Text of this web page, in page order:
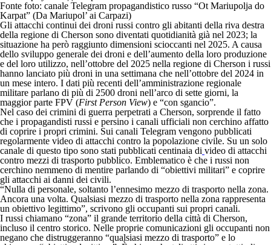
Fonte foto: canale Telegram propagandistico russo “Ot Mariupolja do
Karpat” (Da Mariupol’ ai Carpazi)
Gli attacchi continui dei droni russi contro gli abitanti della riva destra
della regione di Cherson sono diventati quotidianità già nel 2023; la
situazione ha però raggiunto dimensioni scioccanti nel 2025. A causa
dello sviluppo generale dei droni e dell’aumento della loro produzione
e del loro utilizzo, nell’ottobre del 2025 nella regione di Cherson i russi
hanno lanciato più droni in una settimana che nell’ottobre del 2024 in
un mese intero. I dati più recenti dell’amministrazione regionale
militare parlano di più di 2500 droni nell’arco di sette giorni, la
maggior parte FPV (First Person View) e “con sgancio”.
Nel caso dei crimini di guerra perpetrati a Cherson, sorprende il fatto
che i propagandisti russi e persino i canali ufficiali non cerchino affatto
di coprire i propri crimini. Sui canali Telegram vengono pubblicati
regolarmente video di attacchi contro la popolazione civile. Su un solo
canale di questo tipo sono stati pubblicati centinaia di video di attacchi
contro mezzi di trasporto pubblico. Emblematico è che i russi non
cerchino nemmeno di mentire parlando di “obiettivi militari” e coprire
gli attacchi ai danni dei civili.
“Nulla di personale, soltanto l’ennesimo mezzo di trasporto nella zona.
Ancora una volta. Qualsiasi mezzo di trasporto nella zona rappresenta
un obiettivo legittimo”, scrivono gli occupanti sui propri canali.
I russi chiamano “zona” il grande territorio della città di Cherson,
incluso il centro storico. Nelle proprie comunicazioni gli occupanti non
negano che distruggeranno “qualsiasi mezzo di trasporto” e lo